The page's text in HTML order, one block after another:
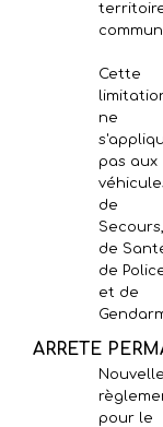
Cette
ne
pas aux
de
Secours,
de
de
et de
ARRETE
Nouvelle
pour le